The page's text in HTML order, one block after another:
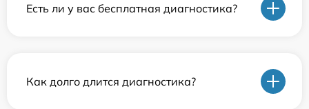
Есть ли у вас бесплатная диагностика?
Как долго длится диагностика?